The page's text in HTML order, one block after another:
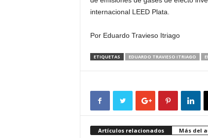
internacional LEED Plata.
Por Eduardo Travieso Itriago
ETIQUETAS EDUARDO TRAVIESO ITRIAGO
Artículos relacionados Más del